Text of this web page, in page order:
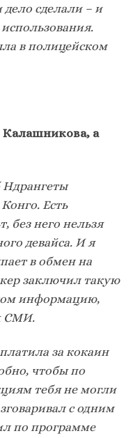
дело сделали – и
в полицейском
Калашникова, а
Ндрангеты
Есть
без него нельзя
девайса. И я
в обмен на
заключил такую
информацию,
СМИ.
за кокаин
чтобы по
тебя не могли
с одним
по программе